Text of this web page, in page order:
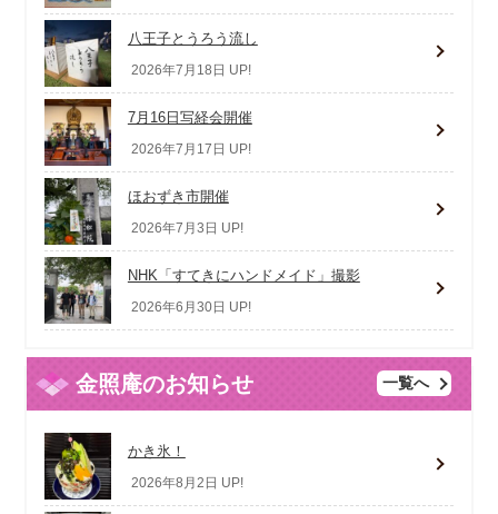
八王子とうろう流し
2026年7月18日 UP!
7月16日写経会開催
2026年7月17日 UP!
ほおずき市開催
2026年7月3日 UP!
NHK「すてきにハンドメイド」撮影
2026年6月30日 UP!
金照庵のお知らせ 一覧へ
かき氷！
2026年8月2日 UP!